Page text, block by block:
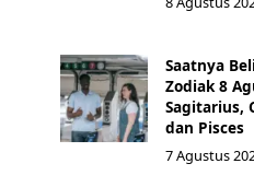
Saatnya
Zodiak 8
Sagitarius,
dan Pisces
7 Agustus